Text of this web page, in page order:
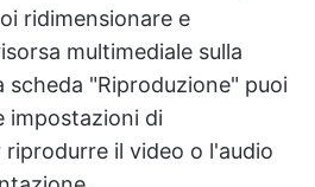
ridimensionare e
multimediale sulla
scheda "Riproduzione" puoi
impostazioni di
il video o l'audio